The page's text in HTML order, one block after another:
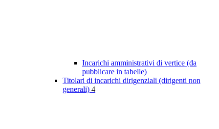
Incarichi amministrativi di vertice (da
pubblicare in tabelle)
Titolari di incarichi dirigenziali (dirigenti non
generali) 4